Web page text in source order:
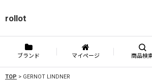
rollot
ブランド マイページ 商品検
TOP > GERNOT LINDNER